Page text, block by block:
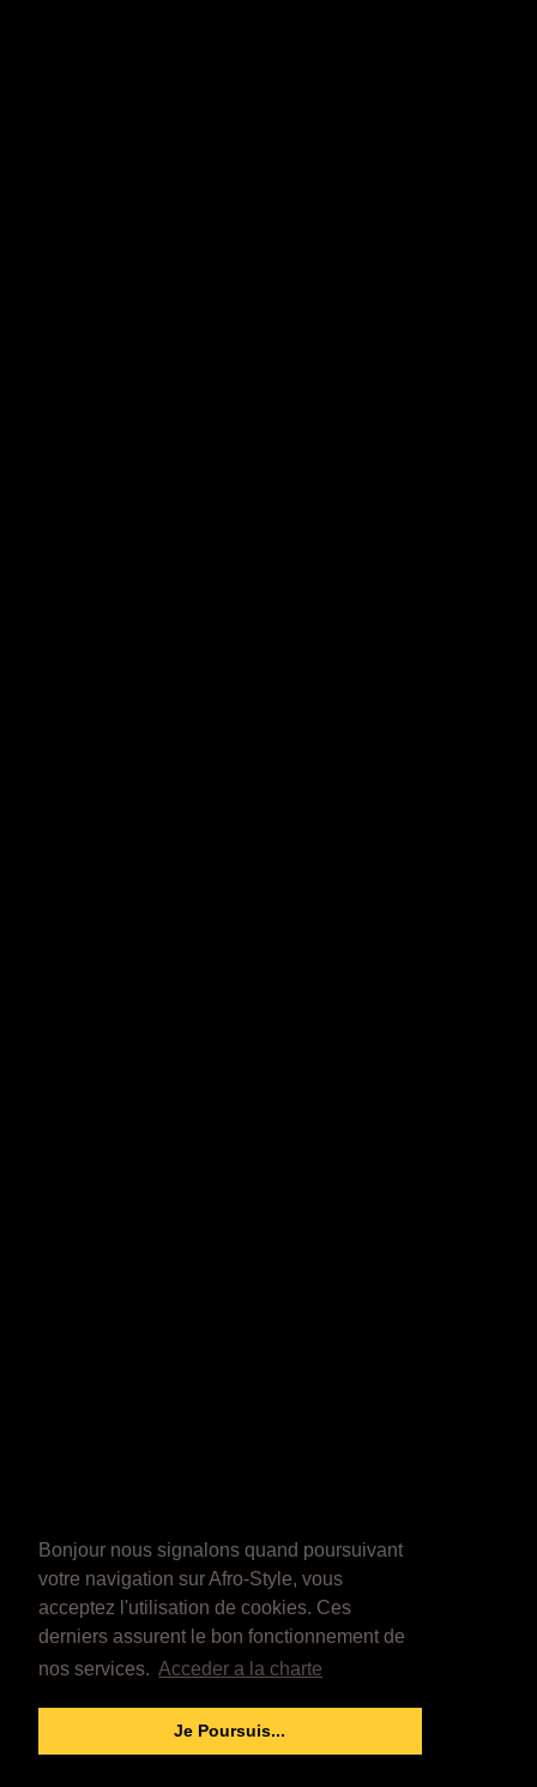
Bonjour nous signalons quand poursuivant
votre navigation sur Afro-Style, vous
acceptez l'utilisation de cookies. Ces
derniers assurent le bon fonctionnement de
nos services. Acceder a la charte
Je Poursuis...